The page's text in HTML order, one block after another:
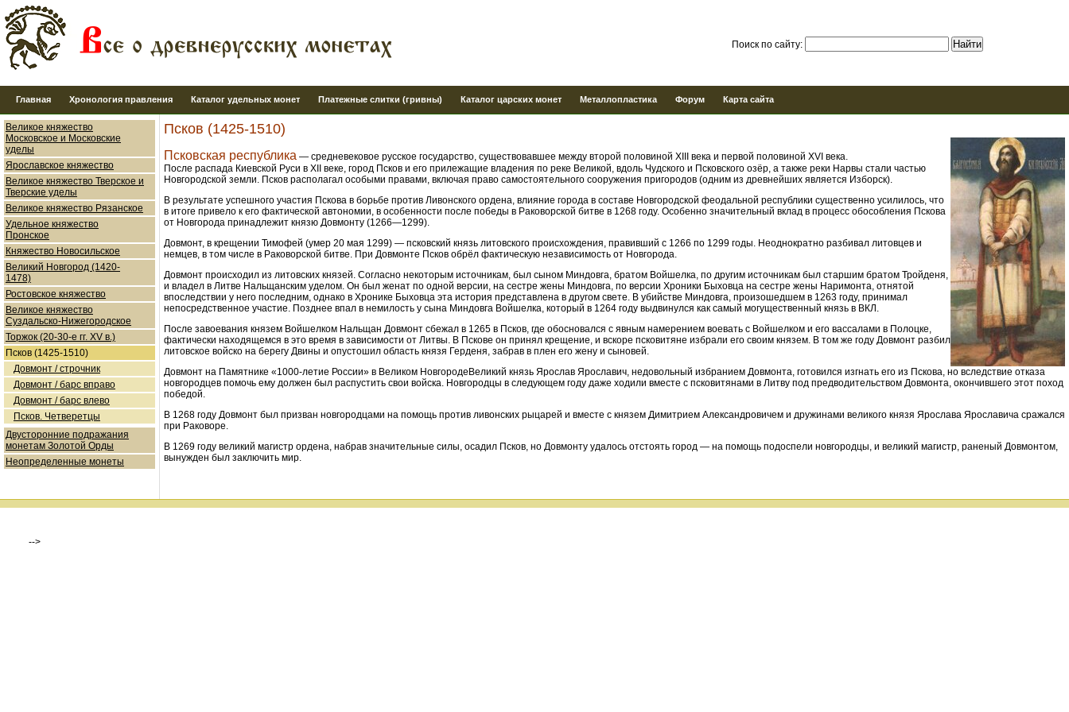
Поиск по сайту:
Главная Хронология правления Каталог удельных монет Платежные слитки (гривны) Каталог царских монет Металлопластика Форум Карта сайта
Великое княжество
Московское и Московские
уделы
Ярославское княжество
Великое княжество Тверское и
Тверские уделы
Великое княжество Рязанское
Удельное княжество
Пронское
Княжество Новосильское
Великий Новгород (1420-
1478)
Ростовское княжество
Великое княжество
Суздальско-Нижегородское
Торжок (20-30-е гг. XV в.)
Псков (1425-1510)
Довмонт / строчник
Довмонт / барс вправо
Довмонт / барс влево
Псков. Четверетцы
Двусторонние подражания
монетам Золотой Орды
Неопределенные монеты
Псков (1425-1510)
Псковская республика — средневековое русское государство, существовавшее между второй половиной XIII века и первой половиной XVI века.
После распада Киевской Руси в XII веке, город Псков и его прилежащие владения по реке Великой, вдоль Чудского и Псковского озёр, а также реки Нарвы стали частью
Новгородской земли. Псков располагал особыми правами, включая право самостоятельного сооружения пригородов (одним из древнейших является Изборск).
В результате успешного участия Пскова в борьбе против Ливонского ордена, влияние города в составе Новгородской феодальной республики существенно усилилось, что
в итоге привело к его фактической автономии, в особенности после победы в Раковорской битве в 1268 году. Особенно значительный вклад в процесс обособления Пскова
от Новгорода принадлежит князю Довмонту (1266—1299).
Довмонт, в крещении Тимофей (умер 20 мая 1299) — псковский князь литовского происхождения, правивший с 1266 по 1299 годы. Неоднократно разбивал литовцев и
немцев, в том числе в Раковорской битве. При Довмонте Псков обрёл фактическую независимость от Новгорода.
Довмонт происходил из литовских князей. Согласно некоторым источникам, был сыном Миндовга, братом Войшелка, по другим источникам был старшим братом Тройденя,
и владел в Литве Нальщанским уделом. Он был женат по одной версии, на сестре жены Миндовга, по версии Хроники Быховца на сестре жены Наримонта, отнятой
впоследствии у него последним, однако в Хронике Быховца эта история представлена в другом свете. В убийстве Миндовга, произошедшем в 1263 году, принимал
непосредственное участие. Позднее впал в немилость у сына Миндовга Войшелка, который в 1264 го­ду выдвинулся как самый могущественный князь в ВКЛ.
После завоевания князем Войшелком Нальщан Довмонт сбежал в 1265 в Псков, где обосновался с явным намерением воевать с Войшелком и его вассалами в Полоцке,
фактически находящемся в это время в зависимости от Литвы. В Пскове он принял крещение, и вскоре псковитяне избрали его своим князем. В том же году Довмонт разбил
литовское войско на берегу Двины и опустошил область князя Герденя, забрав в плен его жену и сыновей.
Довмонт на Памятнике «1000-летие России» в Великом НовгородеВеликий князь Ярослав Ярославич, недовольный избранием Довмонта, готовился изгнать его из Пскова, но вследствие отказа
новгородцев помочь ему должен был распустить свои войска. Новгородцы в следующем году даже ходили вместе с псковитянами в Литву под предводительством Довмонта, окончившего этот поход
победой.
В 1268 году Довмонт был призван новгородцами на помощь против ливонских рыцарей и вместе с князем Димитрием Александровичем и дружинами великого князя Ярослава Ярославича сражался
при Раковоре.
В 1269 году великий магистр ордена, набрав значительные силы, осадил Псков, но Довмонту удалось отстоять город — на помощь подоспели новгородцы, и великий магистр, раненый Довмонтом,
вынужден был заключить мир.
-->